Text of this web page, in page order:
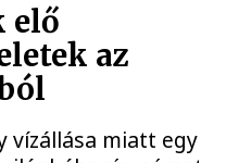
elő
az
vízállása miatt egy